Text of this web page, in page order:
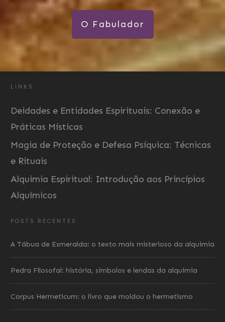
O Fabulador
POSTS RECENTES
A Tábua de Esmeralda: o texto mais misterioso da alquimia
Pedra Filosofal: história, símbolos e lendas da alquimia
Corpus Hermeticum: o livro que moldou o hermetismo
LINKS
Deidades e Entidades Espirituais: Conexão e
Práticas Místicas
Magia de Proteção e Defesa Psíquica: Técnicas
e Rituais
Alquimia Espiritual: Introdução aos Princípios
Alquímicos